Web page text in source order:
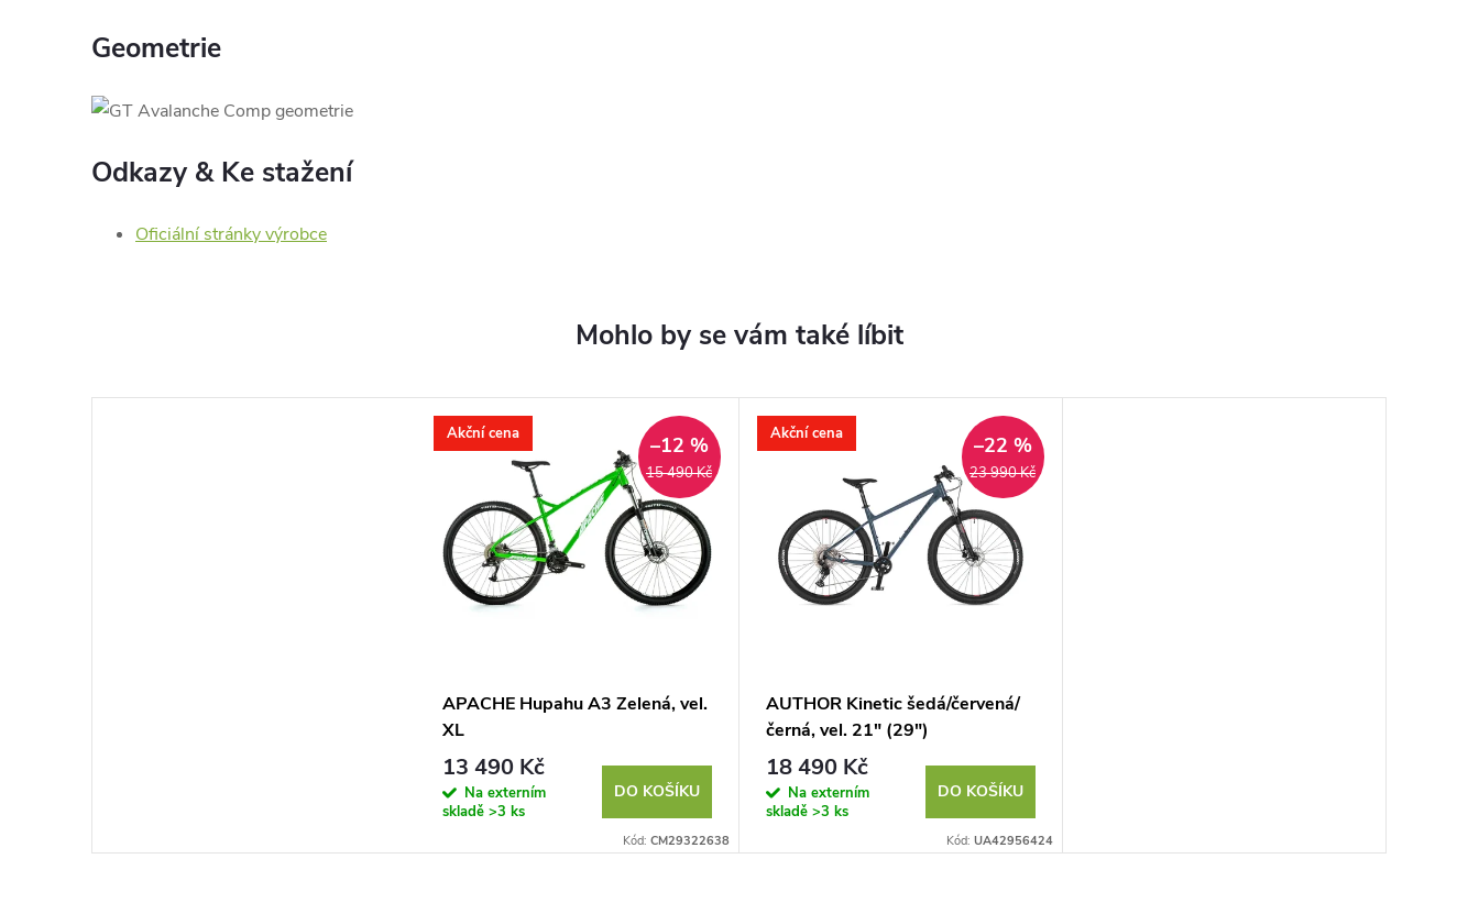
Geometrie
Odkazy & Ke stažení
Oficiální stránky výrobce
Akční cena
15 490 Kč
–12 %
APACHE Hupahu A3 Zelená, vel.
XL
13 490 Kč
Na externím
skladě >3 ks
DO KOŠÍKU
Kód: CM29322638
Akční cena
23 990 Kč
–22 %
AUTHOR Kinetic šedá/červená/
černá, vel. 21" (29")
18 490 Kč
Na externím
skladě >3 ks
DO KOŠÍKU
Kód: UA42956424